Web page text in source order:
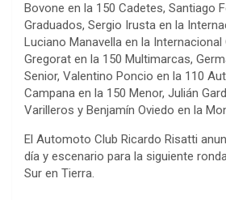
Bovone en la 150 Cadetes, Santiago
Graduados, Sergio Irusta en la
Luciano Manavella en la Internacional
Gregorat en la 150 Multimarcas,
Senior, Valentino Poncio en la 110
Campana en la 150 Menor, Julián
Varilleros y Benjamín Oviedo en la
El Automoto Club Ricardo Risatti
día y escenario para la siguiente
Sur en Tierra.